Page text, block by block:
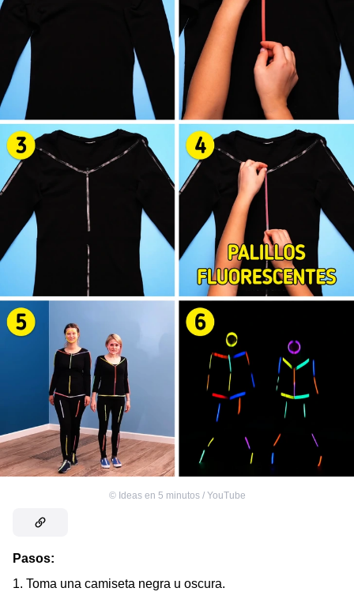
© Ideas en 5 minutos / YouTube
Pasos:
1. Toma una camiseta negra u oscura.